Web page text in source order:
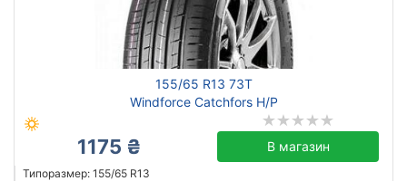
155/65 R13 73T
Windforce Catchfors H/P
1175 ₴ В магазин
Типоразмер: 155/65 R13
Sunfull